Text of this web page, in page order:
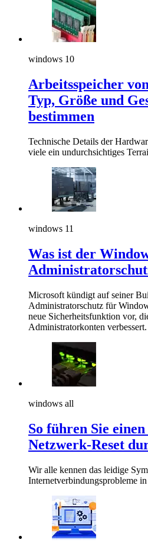
windows 10
Arbeitsspeicher
Typ, Größe und
bestimmen
Technische Details der
viele ein undurchsichtiges
windows 11
Was ist der
Microsoft kündigt auf seiner
Administratorschutz für
neue Sicherheitsfunktion vor,
Administratorkonten verbessert.
windows all
So führen Sie
Netzwerk-Reset
Wir alle kennen das leidige
Internetverbindungsprobleme